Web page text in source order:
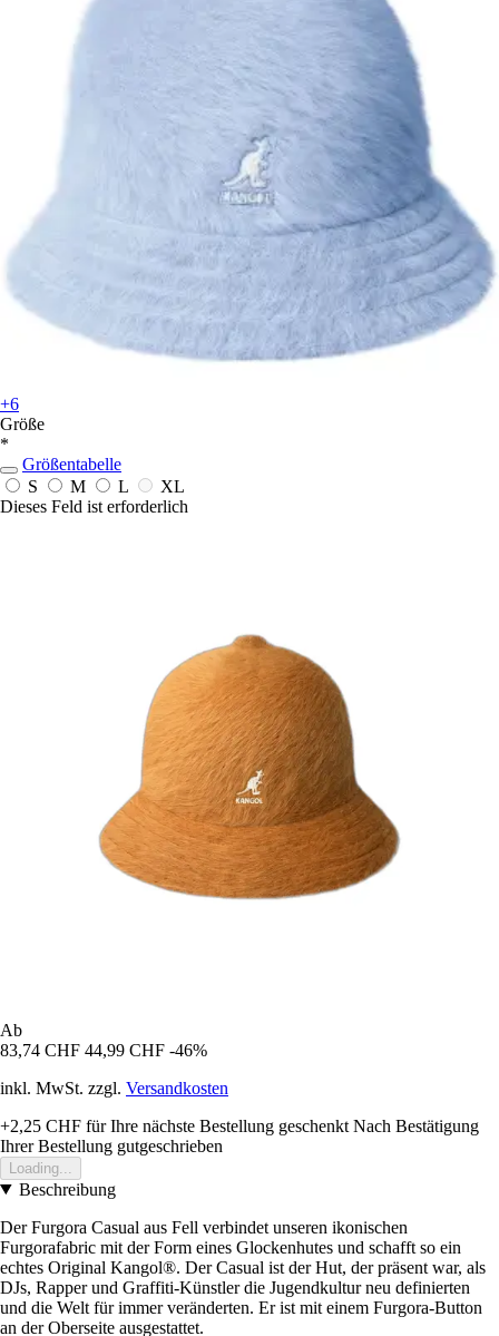
+6
Größe
*
Größentabelle
S
M L
XL
Dieses Feld ist erforderlich
Ab
83,74 CHF 44,99 CHF -46%
inkl. MwSt. zzgl. Versandkosten
+2,25 CHF für Ihre nächste Bestellung geschenkt Nach Bestätigung
Ihrer Bestellung gutgeschrieben
Loading...
Beschreibung
Der Furgora Casual aus Fell verbindet unseren ikonischen
Furgorafabric mit der Form eines Glockenhutes und schafft so ein
echtes Original Kangol®. Der Casual ist der Hut, der präsent war, als
DJs, Rapper und Graffiti-Künstler die Jugendkultur neu definierten
und die Welt für immer veränderten. Er ist mit einem Furgora-Button
an der Oberseite ausgestattet.